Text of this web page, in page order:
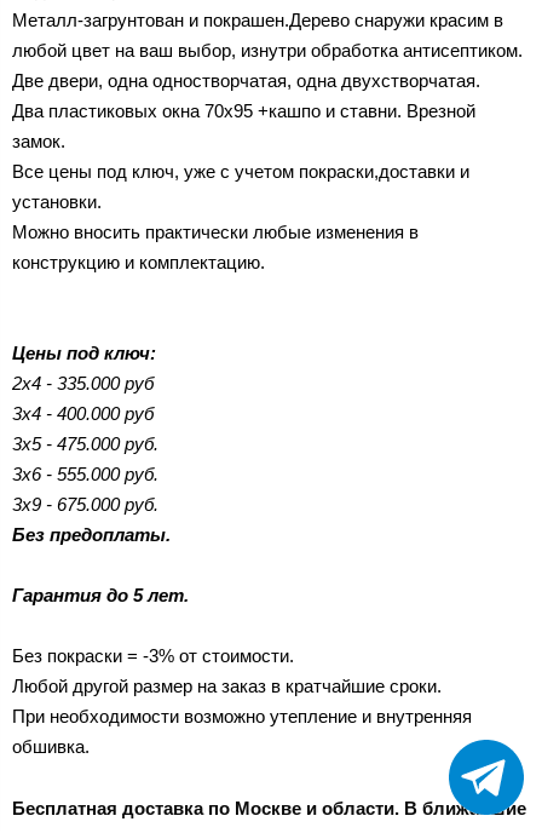
Металл-загрунтован и покрашен.Дерево снаружи красим в
любой цвет на ваш выбор, изнутри обработка антисептиком.
Две двери, одна одностворчатая, одна двухстворчатая.
Два пластиковых окна 70х95 +кашпо и ставни. Врезной
замок.
Все цены под ключ, уже с учетом покраски,доставки и
установки.
Можно вносить практически любые изменения в
конструкцию и комплектацию.
Цены под ключ:
2х4 - 335.000 руб
3х4 - 400.000 руб
3х5 - 475.000 руб.
3х6 - 555.000 руб.
3х9 - 675.000 руб.
Без предоплаты.
Гарантия до 5 лет.
Без покраски = -3% от стоимости.
Любой другой размер на заказ в кратчайшие сроки.
При необходимости возможно утепление и внутренняя
обшивка.
Бесплатная доставка по Москве и области. В ближайшие